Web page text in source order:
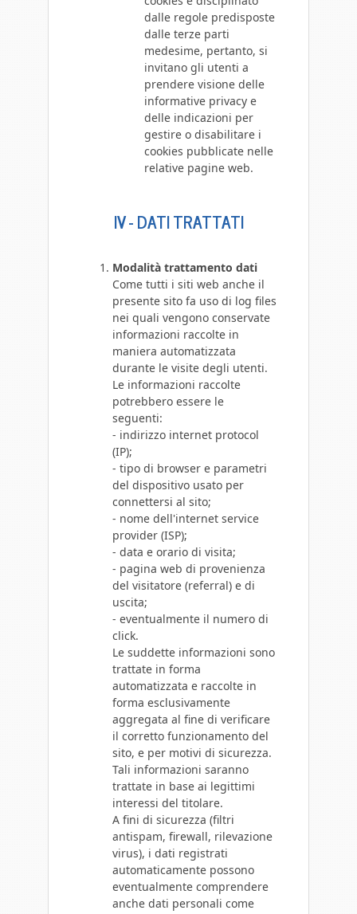
dalle regole predisposte
dalle terze parti
medesime, pertanto, si
invitano gli utenti a
prendere visione delle
informative privacy e
delle indicazioni per
gestire o disabilitare i
cookies pubblicate nelle
relative pagine web.
IV - DATI TRATTATI
Modalità trattamento dati
Come tutti i siti web anche il
presente sito fa uso di log files
nei quali vengono conservate
informazioni raccolte in
maniera automatizzata
durante le visite degli utenti.
Le informazioni raccolte
potrebbero essere le
seguenti:
- indirizzo internet protocol
(IP);
- tipo di browser e parametri
del dispositivo usato per
connettersi al sito;
- nome dell'internet service
provider (ISP);
- data e orario di visita;
- pagina web di provenienza
del visitatore (referral) e di
uscita;
- eventualmente il numero di
click.
Le suddette informazioni sono
trattate in forma
automatizzata e raccolte in
forma esclusivamente
aggregata al fine di verificare
il corretto funzionamento del
sito, e per motivi di sicurezza.
Tali informazioni saranno
trattate in base ai legittimi
interessi del titolare.
A fini di sicurezza (filtri
antispam, firewall, rilevazione
virus), i dati registrati
automaticamente possono
eventualmente comprendere
anche dati personali come